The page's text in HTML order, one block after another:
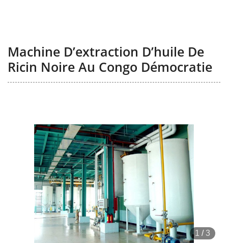
Machine D’extraction D’huile De
Ricin Noire Au Congo Démocratie
1 /3